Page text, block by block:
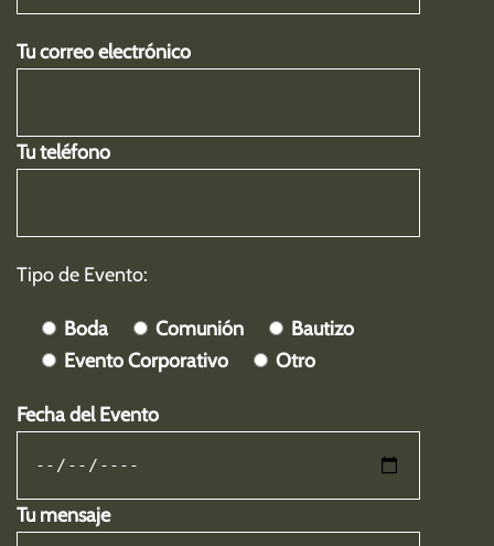
Tu correo electrónico
Tu teléfono
Tipo de Evento:
Boda Comunión
Bautizo
Evento Corporativo
Otro
Fecha del Evento
Tu mensaje